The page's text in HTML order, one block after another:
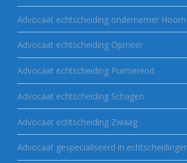
Advocaat echtscheiding ondernemer Hoorn
Advocaat echtscheiding Opmeer
Advocaat echtscheiding Purmerend
Advocaat echtscheiding Schagen
Advocaat echtscheiding Zwaag
Advocaat gespecialiseerd in